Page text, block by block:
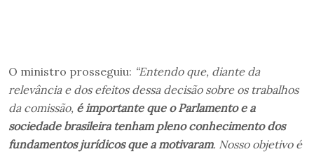
O ministro prosseguiu: “Entendo que, diante da
relevância e dos efeitos dessa decisão sobre os trabalhos
da comissão, é importante que o Parlamento e a
sociedade brasileira tenham pleno conhecimento dos
fundamentos jurídicos que a motivaram. Nosso objetivo é